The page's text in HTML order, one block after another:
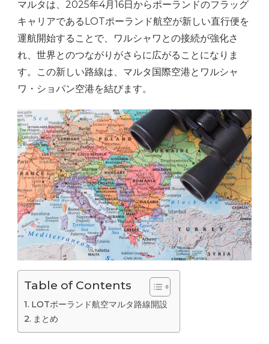
マルタは、2025年4月16日からポーランドのフラッグ
キャリアであるLOTポーランド航空が新しい直行便を
運航開始することで、ワルシャワとの接続が強化さ
れ、世界とのつながりがさらに広がることになりま
す。この新しい路線は、マルタ国際空港とワルシャ
ワ・ショパン空港を結びます。
Table of Contents
LOTポーランド航空マルタ路線開設
まとめ